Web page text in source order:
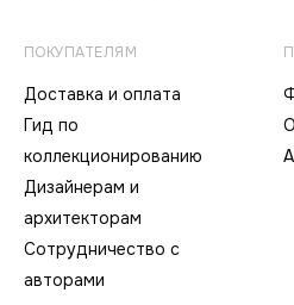
ПОКУПАТЕЛЯМ
Доставка и оплата
Гид по
коллекционированию
Дизайнерам и
архитекторам
Сотрудничество с
авторами